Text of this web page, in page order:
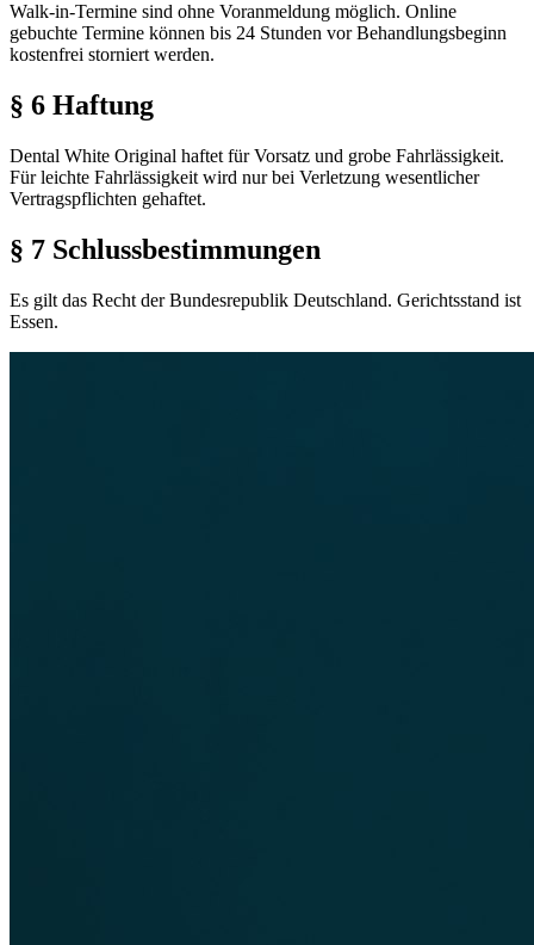
Walk-in-Termine sind ohne Voranmeldung möglich. Online
gebuchte Termine können bis 24 Stunden vor Behandlungsbeginn
kostenfrei storniert werden.
§ 6 Haftung
Dental White Original haftet für Vorsatz und grobe Fahrlässigkeit.
Für leichte Fahrlässigkeit wird nur bei Verletzung wesentlicher
Vertragspflichten gehaftet.
§ 7 Schlussbestimmungen
Es gilt das Recht der Bundesrepublik Deutschland. Gerichtsstand ist
Essen.